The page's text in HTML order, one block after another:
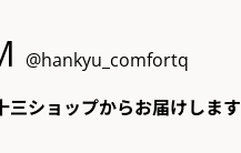
@hankyu_comfortq
ショップからお届けします